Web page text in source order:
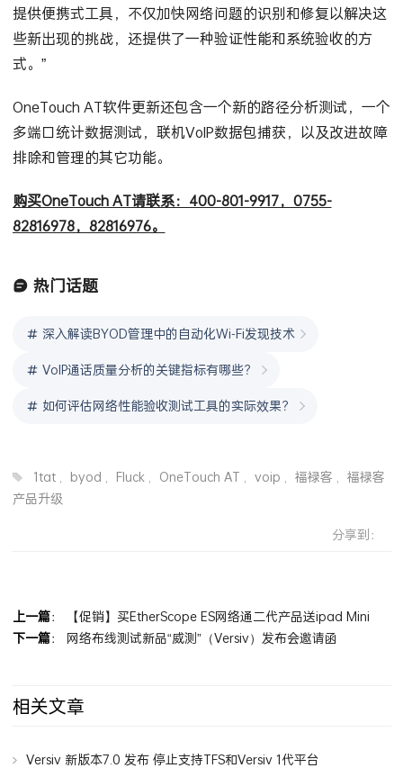
提供便携式工具，不仅加快网络问题的识别和修复以解决这
些新出现的挑战，还提供了一种验证性能和系统验收的方
式。”
OneTouch AT软件更新还包含一个新的路径分析测试，一个
多端口统计数据测试，联机VoIP数据包捕获，以及改进故障
排除和管理的其它功能。
购买OneTouch AT请联系：400-801-9917，0755-
82816978，82816976。
热门话题
深入解读BYOD管理中的自动化Wi-Fi发现技术
VoIP通话质量分析的关键指标有哪些？
如何评估网络性能验收测试工具的实际效果？
1tat, byod , Fluck, OneTouch AT , voip , 福禄客 , 福禄客
产品升级
分享到：
上一篇：
【促销】买EtherScope ES网络通二代产品送ipad Mini
下一篇： 网络布线测试新品“威测”（Versiv）发布会邀请函
相关文章
Versiv 新版本7.0 发布 停止支持TFS和Versiv 1代平台